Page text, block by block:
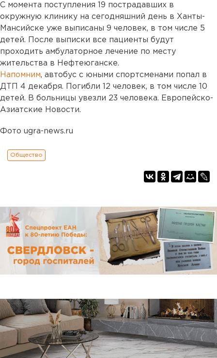
С момента поступления 19 пострадавших в
окружную клинику на сегодняшний день в Ханты-
Мансийске уже выписаны 9 человек, в том числе 5
детей. После выписки все пациенты будут
проходить амбулаторное лечение по месту
жительства в Нефтеюганске.
Напомним, автобус с юными спортсменами попал в
ДТП 4 декабря. Погибли 12 человек, в том числе 10
детей. В больницы увезли 23 человека. Европейско-
Азиатские Новости.
Фото ugra-news.ru
Общество